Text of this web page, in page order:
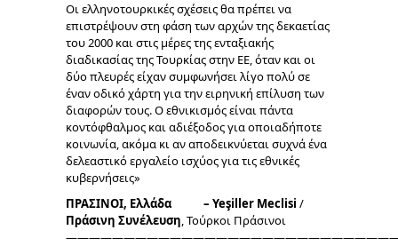
Οι ελληνοτουρκικές σχέσεις θα πρέπει να
επιστρέψουν στη φάση των αρχών της δεκαετίας
του 2000 και στις μέρες της ενταξιακής
διαδικασίας της Τουρκίας στην ΕΕ, όταν και οι
δύο πλευρές είχαν συμφωνήσει λίγο πολύ σε
έναν οδικό χάρτη για την ειρηνική επίλυση των
διαφορών τους. Ο εθνικισμός είναι πάντα
κοντόφθαλμος και αδιέξοδος για οποιαδήποτε
κοινωνία, ακόμα κι αν αποδεικνύεται συχνά ένα
δελεαστικό εργαλείο ισχύος για τις εθνικές
κυβερνήσεις»
ΠΡΑΣΙΝΟΙ, Ελλάδα – Yeşiller Meclisi /
Πράσινη Συνέλευση, Τούρκοι Πράσινοι